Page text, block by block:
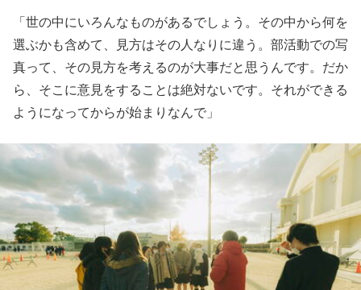
「世の中にいろんなものがあるでしょう。その中から何を
選ぶかも含めて、見方はその人なりに違う。部活動での写
真って、その見方を考えるのが大事だと思うんです。だか
ら、そこに意見をすることは絶対ないです。それができる
ようになってからが始まりなんで」